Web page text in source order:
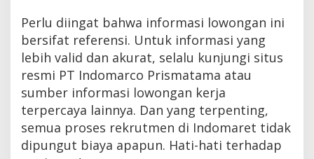
Perlu diingat bahwa informasi lowongan ini
bersifat referensi. Untuk informasi yang
lebih valid dan akurat, selalu kunjungi situs
resmi PT Indomarco Prismatama atau
sumber informasi lowongan kerja
terpercaya lainnya. Dan yang terpenting,
semua proses rekrutmen di Indomaret tidak
dipungut biaya apapun. Hati-hati terhadap